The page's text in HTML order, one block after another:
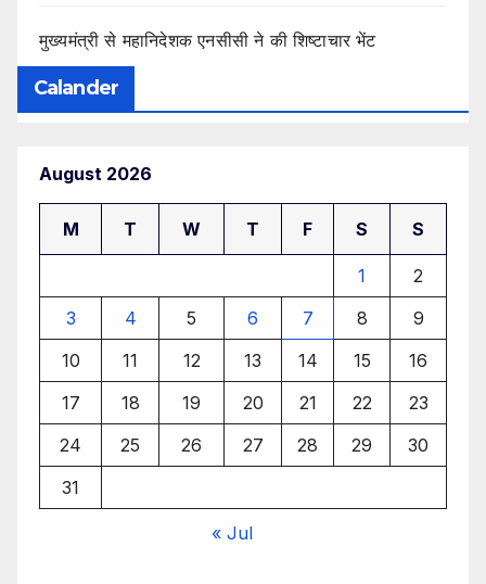
मुख्यमंत्री से महानिदेशक एनसीसी ने की शिष्टाचार भेंट
Calander
August 2026
M T W T F S S
1
2
3
4 5 6 7 8
9
10
11 12 13 14 15
16
17
18 19 20 21 22
23
24
25 26 27 28 29
30
31
« Jul